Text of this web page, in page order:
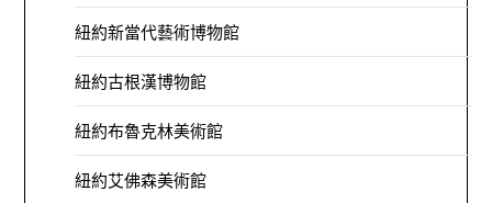
紐約新當代藝術博物館
紐約古根漢博物館
紐約布魯克林美術館
紐約艾佛森美術館